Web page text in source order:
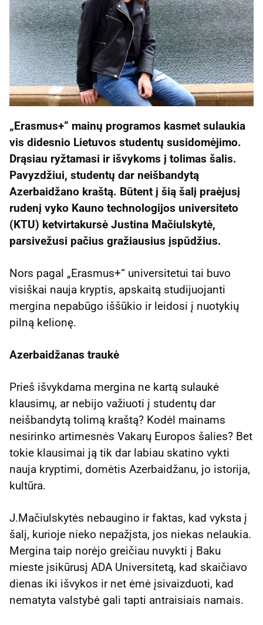
„Erasmus+“ mainų programos kasmet sulaukia
vis didesnio Lietuvos studentų susidomėjimo.
Drąsiau ryžtamasi ir išvykoms į tolimas šalis.
Pavyzdžiui, studentų dar neišbandytą
Azerbaidžano kraštą. Būtent į šią šalį praėjusį
rudenį vyko Kauno technologijos universiteto
(KTU) ketvirtakursė Justina Mačiulskytė,
parsivežusi pačius gražiausius įspūdžius.
Nors pagal „Erasmus+“ universitetui tai buvo
visiškai nauja kryptis, apskaitą studijuojanti
mergina nepabūgo iššūkio ir leidosi į nuotykių
pilną kelionę.
Azerbaidžanas traukė
Prieš išvykdama mergina ne kartą sulaukė
klausimų, ar nebijo važiuoti į studentų dar
neišbandytą tolimą kraštą? Kodėl mainams
nesirinko artimesnės Vakarų Europos šalies? Bet
tokie klausimai ją tik dar labiau skatino vykti
nauja kryptimi, domėtis Azerbaidžanu, jo istorija,
kultūra.
J.Mačiulskytės nebaugino ir faktas, kad vyksta į
šalį, kurioje nieko nepažįsta, jos niekas nelaukia.
Mergina taip norėjo greičiau nuvykti į Baku
mieste įsikūrusį ADA Universitetą, kad skaičiavo
dienas iki išvykos ir net ėmė įsivaizduoti, kad
nematyta valstybė gali tapti antraisiais namais.